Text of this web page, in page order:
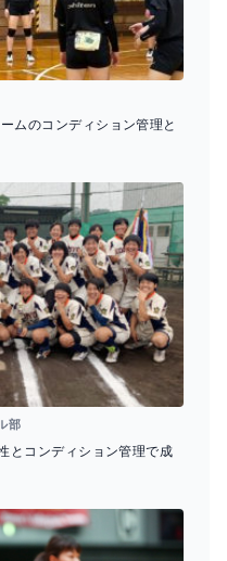
ムのコンディション管理と
部
とコンディション管理で成